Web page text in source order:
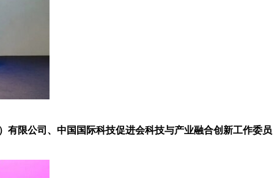
限公司、中国国际科技促进会科技与产业融合创新工作委员